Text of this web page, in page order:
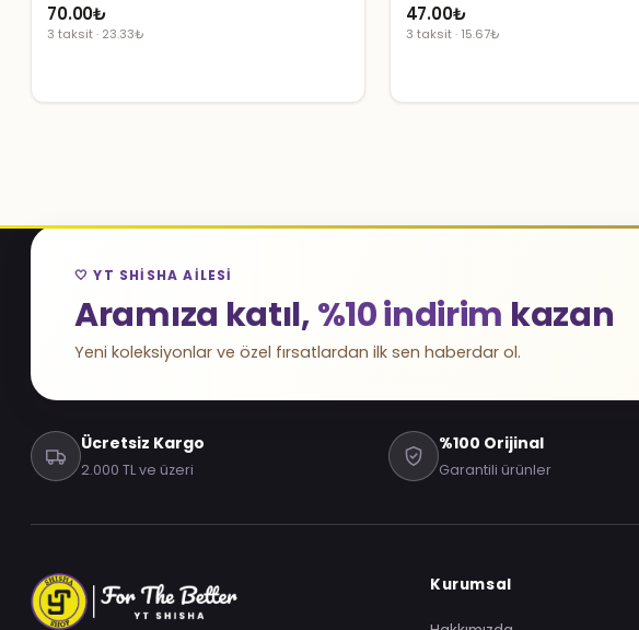
70.00₺
3 taksit · 23.33₺
47.00₺
3 taksit · 15.67₺
🤍 YT SHISHA AILESI
Aramıza katıl,%10 indirim kazan
Yeni koleksiyonlar ve özel fırsatlardan ilk sen haberdar ol.
Ücretsiz Kargo
2.000 TL ve üzeri
%100 Orijinal
Garantili ürünler
Kurumsal